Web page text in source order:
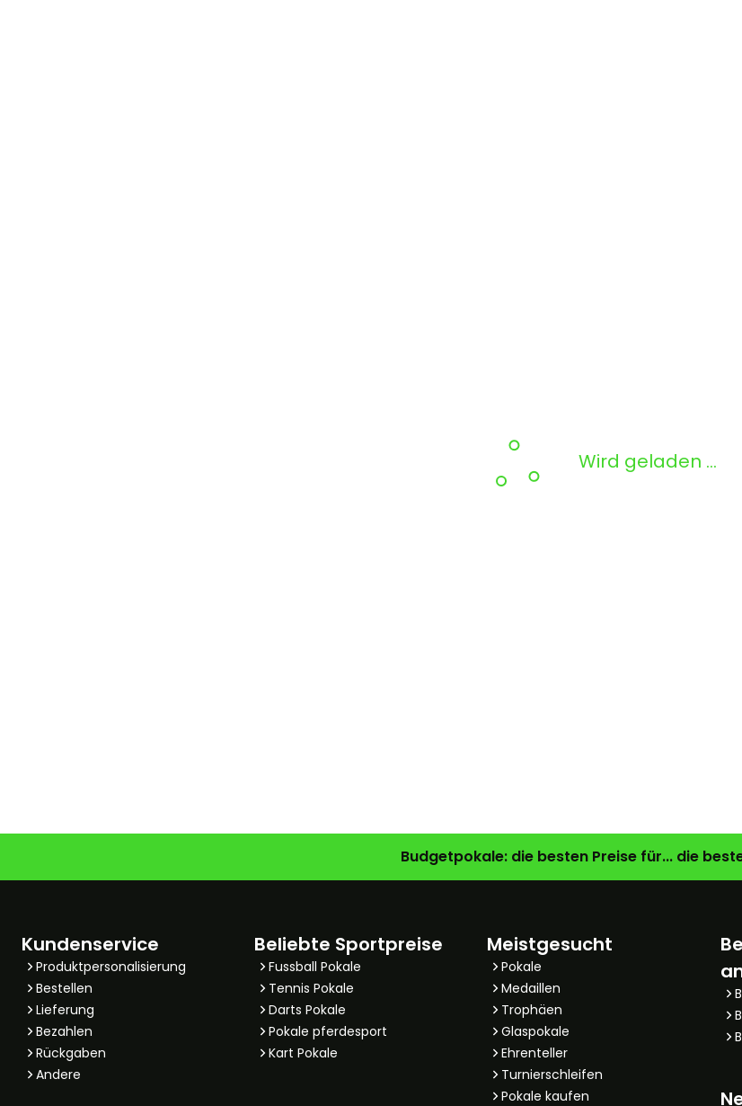
Wird geladen …
Budgetpokale: die besten Preise für... die
Kundenservice
Produktpersonalisierung
Bestellen
Lieferung
Bezahlen
Rückgaben
Andere
Beliebte Sportpreise
Fussball Pokale
Tennis Pokale
Darts Pokale
Pokale pferdesport
Kart Pokale
Meistgesucht
Pokale
Medaillen
Trophäen
Glaspokale
Ehrenteller
Turnierschleifen
Pokale kaufen